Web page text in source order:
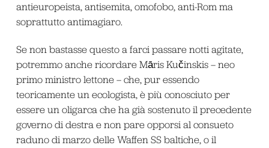
antieuropeista, antisemita, omofobo, anti-Rom ma
soprattutto antimagiaro.
Se non bastasse questo a farci passare notti agitate,
potremmo anche ricordare Māris Kučinskis – neo
primo ministro lettone – che, pur essendo
teoricamente un ecologista, è più conosciuto per
essere un oligarca che ha già sostenuto il precedente
governo di destra e non pare opporsi al consueto
raduno di marzo delle Waffen SS baltiche, o il